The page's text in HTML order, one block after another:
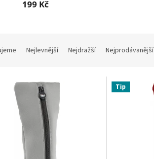
199 Kč
Nejlevnější Nejdražší Nejprodávanější
Tip